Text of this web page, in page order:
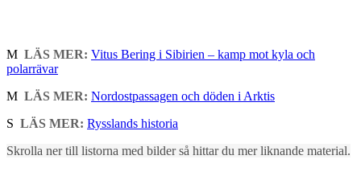
M LÄS MER: Vitus Bering i Sibirien – kamp mot kyla och
polarrävar
M LÄS MER: Nordostpassagen och döden i Arktis
S LÄS MER: Rysslands historia
Skrolla ner till listorna med bilder så hittar du mer liknande material.